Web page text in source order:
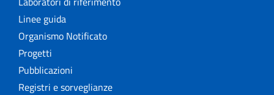
Linee guida
Organismo Notificato
Progetti
Pubblicazioni
Registri e sorveglianze